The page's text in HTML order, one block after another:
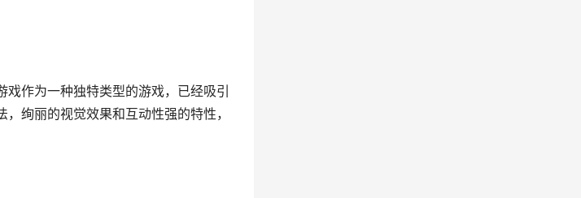
作为一种独特类型的游戏，已经吸引
绚丽的视觉效果和互动性强的特性，